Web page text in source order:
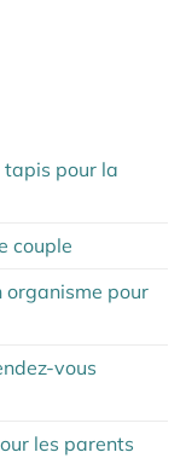
tapis pour la
couple
organisme pour
vous
les parents